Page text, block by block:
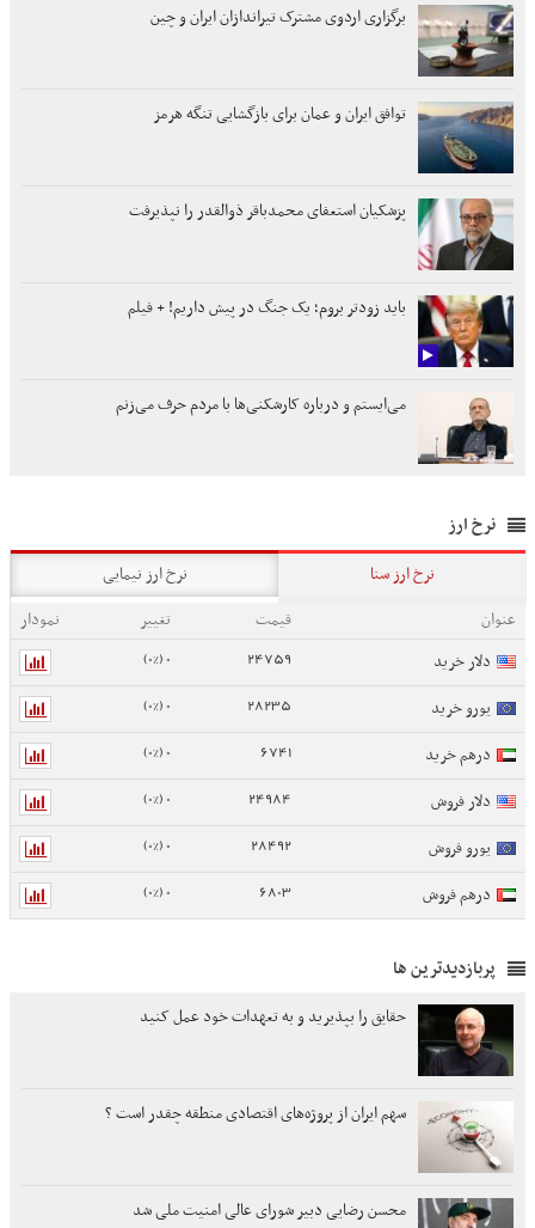
برگزاری اردوی مشترک تیراندازان ایران و چین
توافق ایران و عمان برای بازگشایی تنگه هرمز
پزشکیان استعفای محمدباقر ذوالقدر را نپذیرفت
باید زودتر بروم؛ یک جنگ در پیش داریم! + فیلم
می‌ایستم و درباره کارشکنی‌ها با مردم حرف می‌زنم
نرخ ارز
نرخ ارز سنا
نرخ ارز نیمایی
عنوان
قیمت تغییر
نمودار
دلار خرید
24759
0 (0%)
یورو خرید 28235
0 (0%)
درهم خرید 6741
0 (0%)
دلار فروش 24984
0 (0%)
یورو فروش 28492
0 (0%)
درهم فروش 6803
0 (0%)
پربازدیدترین ها
حقایق را بپذیرید و به تعهدات خود عمل کنید
سهم ایران از پروژه‌های اقتصادی منطقه چقدر است ؟
محسن رضایی دبیر شورای عالی امنیت ملی شد